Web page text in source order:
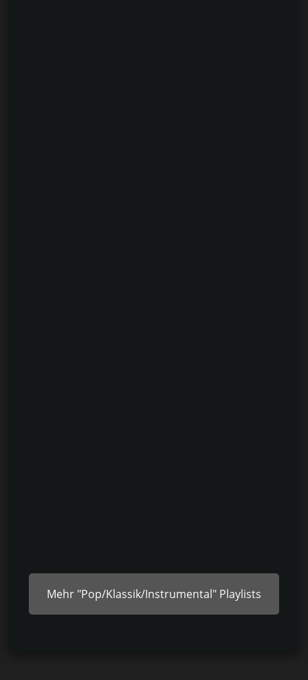
Mehr "Pop/Klassik/Instrumental" Playlists